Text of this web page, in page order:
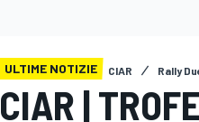
ULTIME NOTIZIE CIAR Rally
CIAR |